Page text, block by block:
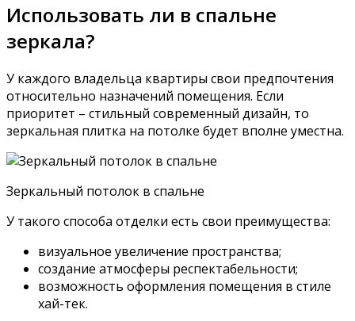
Использовать ли в спальне
зеркала?
У каждого владельца квартиры свои предпочтения
относительно назначений помещения. Если
приоритет – стильный современный дизайн, то
зеркальная плитка на потолке будет вполне уместна.
Зеркальный потолок в спальне
У такого способа отделки есть свои преимущества:
визуальное увеличение пространства;
создание атмосферы респектабельности;
возможность оформления помещения в стиле
хай-тек.